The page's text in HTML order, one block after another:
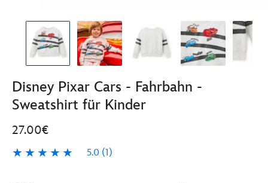
Disney Pixar Cars - Fahrbahn -
Sweatshirt für Kinder
27.00€
5.0 (1)
5.0